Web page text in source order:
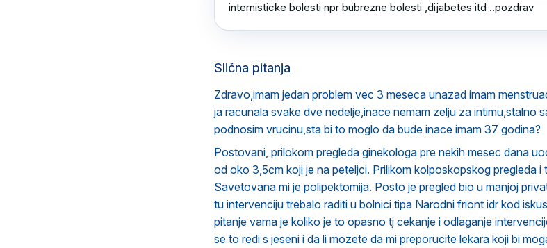
internisticke bolesti npr bubrezne bolesti ,dijabetes itd ..pozdrav
Slična pitanja
Zdravo,imam jedan problem vec 3 meseca unazad imam
ja racunala svake dve nedelje,inace nemam zelju za intimu,stalno
podnosim vrucinu,sta bi to moglo da bude inace imam 37 godina?
Postovani, prilokom pregleda ginekologa pre nekih mesec dana
od oko 3,5cm koji je na peteljci. Prilikom kolposkopskog pregleda
Savetovana mi je polipektomija. Posto je pregled bio u manjoj
tu intervenciju trebalo raditi u bolnici tipa Narodni friont idr kod
pitanje vama je koliko je to opasno tj cekanje i odlaganje
se to redi s jeseni i da li mozete da mi preporucite lekara koji bi